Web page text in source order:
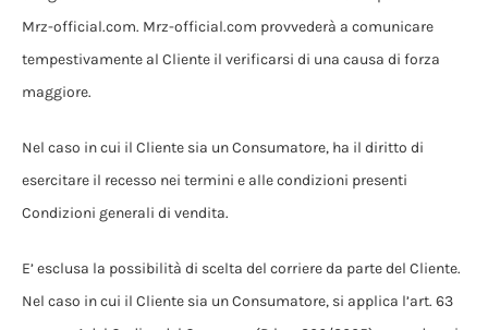
Mrz-official.com. Mrz-official.com provvederà a comunicare
tempestivamente al Cliente il verificarsi di una causa di forza
maggiore.
Nel caso in cui il Cliente sia un Consumatore, ha il diritto di
esercitare il recesso nei termini e alle condizioni presenti
Condizioni generali di vendita.
E’ esclusa la possibilità di scelta del corriere da parte del Cliente.
Nel caso in cui il Cliente sia un Consumatore, si applica l’art. 63